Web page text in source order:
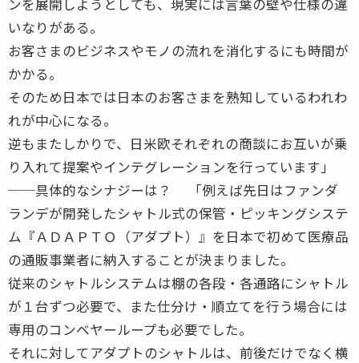
いなりがある。
お客さまのビジネスやモノの流れを消化するにも時間が
かかる。
そのため日本では日本のお客さまを熟知しているわれわ
れが中心になる。
逆もまたしかりで、日米欧それぞれの商談にお互いが乗
り入れて提案やインテグレーションを行っています」
──具体的なシナジーは？ 「例えば先日はファンダ
ランデが開発したシャトル式の保管・ピッキングシステ
ム『ＡＤＡＰＴＯ（アダプト）』を日本で初めて医療品
の通販事業者に納入することが決まりました。
従来のシャトルシステムは棚の各段・各通路にシャトル
が１台ずつ必要で、また仕分け・順立てを行う場合には
専用のコンベヤーループも必要でした。
それに対してアダプトのシャトルは、前後だけでなく横